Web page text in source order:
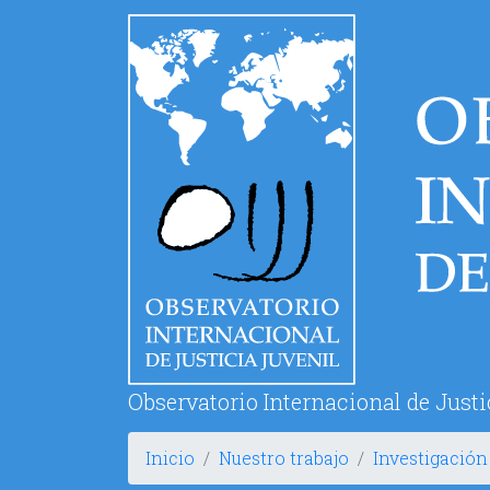
Observatorio Internacional de
Inicio Nuestro trabajo Investigación